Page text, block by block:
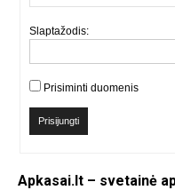
Slaptažodis:
Prisiminti duomenis
Prisijungti
Apkasai.lt – svetainė